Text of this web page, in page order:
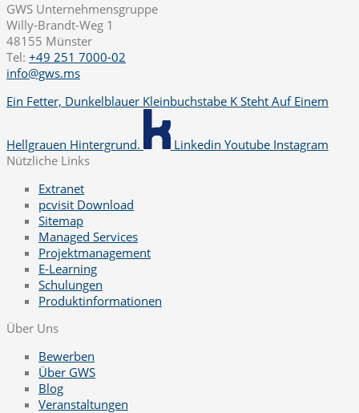
GWS Unternehmensgruppe
Willy-Brandt-Weg 1
48155 Münster
Tel: +49 251 7000-02
info@gws.ms
Ein Fetter, Dunkelblauer Kleinbuchstabe K Steht Auf Einem
Hellgrauen Hintergrund. Linkedin Youtube Instagram
Nützliche Links
Extranet
pcvisit Download
Sitemap
Managed Services
Projektmanagement
E-Learning
Schulungen
Produktinformationen
Über Uns
Bewerben
Über GWS
Blog
Veranstaltungen